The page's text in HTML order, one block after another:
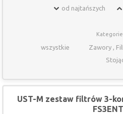
od najtańszych
wszystkie
Zawory ,
UST-M zestaw filtrów 3-